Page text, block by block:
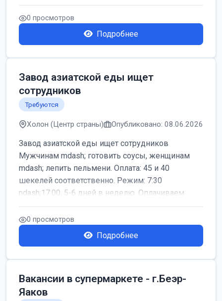
0 просмотров
Подробнее
Завод азиатской еды ищет
сотрудников
Требуются
Холон (Центр страны) Опубликовано: 08.06.2026
Завод азиатской еды ищет сотрудников
Мужчинам mdash; готовить соусы, женщинам
mdash; лепить пельмени. Оплата: 45 и 40
шекелей соответственно. Режим: 7:30
ndash;17:00, 5-6 дней в неделю. Оплачиваем
дор...
0 просмотров
Подробнее
Вакансии в супермаркете - г.Беэр-
Яаков